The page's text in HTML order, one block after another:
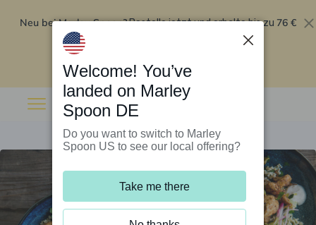
Neu bei Marley Spoon?Bestelle jetzt und erhalte bis zu 76 €
Rabatt auf deine ersten fünf Boxen
Welcome! You’ve
landed on Marley
Spoon DE
Do you want to switch to Marley
Spoon US to see our local offering?
Take me there